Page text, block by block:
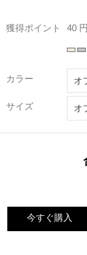
獲得ポイント 40 円
カラー
サイズ
今すぐ購入